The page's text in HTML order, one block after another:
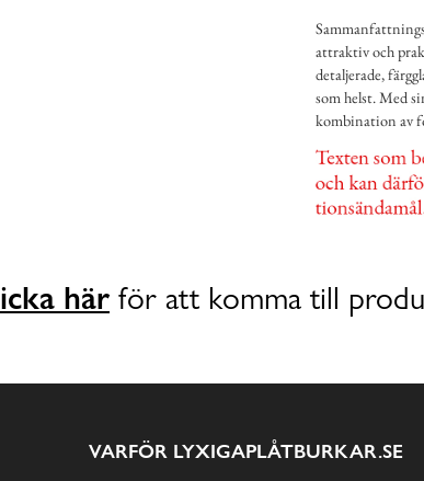
attraktiv och
detaljerade,
som helst. Med
kombination av
här för att komma till
VARFÖR LYXIGAPLÅTBURKAR.SE